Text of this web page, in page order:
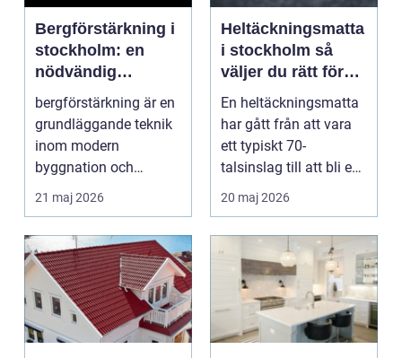
Bergförstärkning i
stockholm: en
nödvändig
byggteknik
bergförstärkning är en
grundläggande teknik
inom modern
byggnation och
infrastrukturutveckling,
särs...
21 maj 2026
Heltäckningsmatta
i stockholm så
väljer du rätt för
hem och kontor
En heltäckningsmatta
har gått från att vara
ett typiskt 70-
talsinslag till att bli en
modern lösning...
20 maj 2026